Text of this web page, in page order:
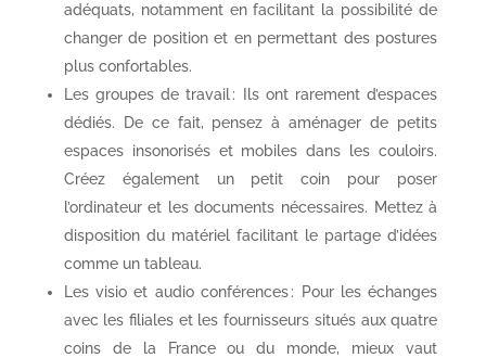
adéquats, notamment en facilitant la possibilité de
changer de position et en permettant des postures
plus confortables.
Les groupes de travail : Ils ont rarement d’espaces
dédiés. De ce fait, pensez à aménager de petits
espaces insonorisés et mobiles dans les couloirs.
Créez également un petit coin pour poser
l’ordinateur et les documents nécessaires. Mettez à
disposition du matériel facilitant le partage d’idées
comme un tableau.
Les visio et audio conférences : Pour les échanges
avec les filiales et les fournisseurs situés aux quatre
coins de la France ou du monde, mieux vaut